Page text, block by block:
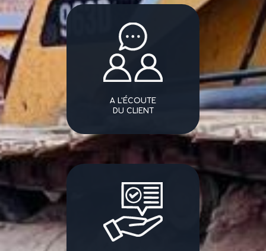
A L'ÉCOUTE
DU CLIENT